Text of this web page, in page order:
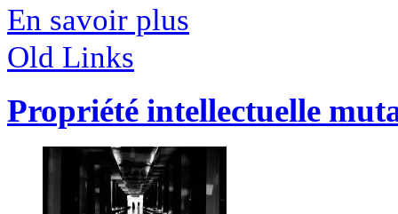
En savoir plus
Old Links
Propriété intellectuelle